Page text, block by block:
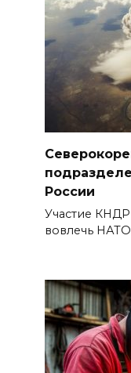
России
Участие
вовлечь НАТО